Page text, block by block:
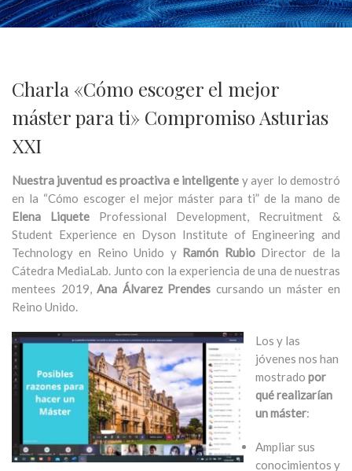
Charla «Cómo escoger el mejor
máster para ti» Compromiso Asturias
XXI
Nuestra juventud es proactiva e inteligente y ayer lo demostró
en la “Cómo escoger el mejor máster para ti” de la mano de
Elena Liquete Professional Development, Recruitment &
Student Experience en Dyson Institute of Engineering and
Technology en Reino Unido y Ramón RubioDirector de la
Cátedra MediaLab. Junto con la experiencia de una de nuestras
mentees 2019, Ana Álvarez Prendes cursando un máster en
Reino Unido.
Los y las
jóvenes nos han
mostrado por
qué realizarían
un máster:
Ampliar sus
conocimientos y